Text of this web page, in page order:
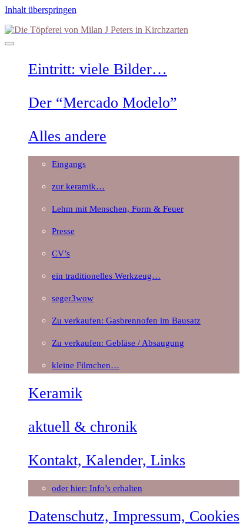
Inhalt überspringen
Die
Töpferei
Kirchzarten
Eintritt: viele Bilder…
Der “Mercado Modelo”
Alles andere
Eingangs
zur keramik…
Lehm mit Menschen, Form & Feuer
Presse
CV’s
ein traditionelles Werkzeug…
seger3wow
Zu verkaufen: Gasbrennofen im Bausatz
Zu verkaufen: Gebläse / Absaugung
kleine Filmchen…
Keramik
aktuell & chronik
Kontakt, Kalender, Links
oder hier: Info’s erhalten
Datenschutz, Impressum, Cookies